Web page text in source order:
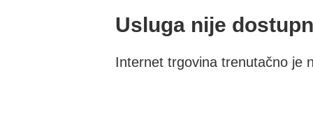
Usluga nije
Internet trgovina trenutačno je